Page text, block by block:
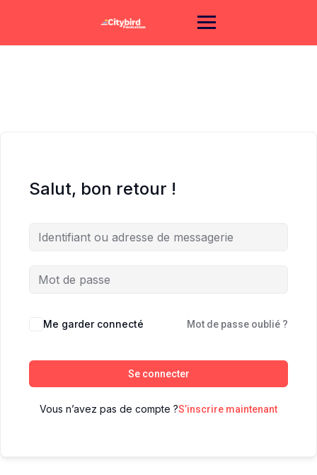
Salut, bon retour !
Me garder connecté Mot de passe oublié ?
Se connecter
Vous n’avez pas de compte ?S’inscrire maintenant